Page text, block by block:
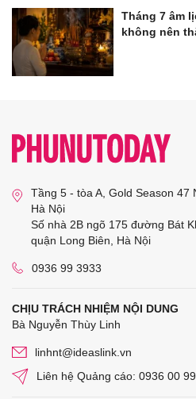
Tháng 7 âm
không nên
Tầng 5 - tòa A, Gold Season 47
Hà Nội
Số nhà 2B ngõ 175 đường Bát
quận Long Biên, Hà Nội
0936 99 3933
CHỊU TRÁCH NHIỆM NỘI DUNG
Bà Nguyễn Thùy Linh
linhnt@ideaslink.vn
Liên hệ Quảng cáo: 0936 00